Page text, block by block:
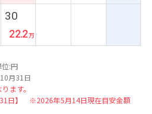
30
22.2
:円
月31日
ます。
31日】 ※2026年5月14日現在目安金額